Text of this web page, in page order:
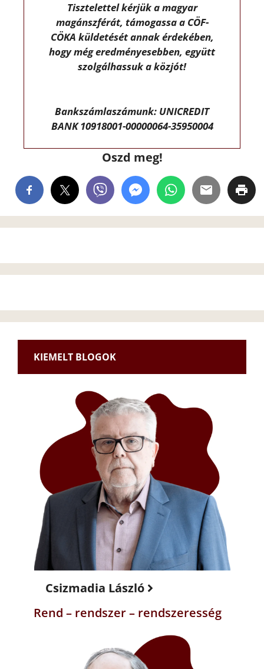
Tisztelettel kérjük a magyar
magánszférát, támogassa a CÖF-
CÖKA küldetését annak érdekében,
hogy még eredményesebben, együtt
szolgálhassuk a közjót!
Bankszámlaszámunk: UNICREDIT
BANK 10918001-00000064-35950004
Oszd meg!
KIEMELT BLOGOK
Csizmadia László
Rend – rendszer – rendszeresség